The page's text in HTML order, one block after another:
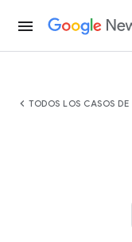
menu
chevron_left TODOS LOS CASOS DE